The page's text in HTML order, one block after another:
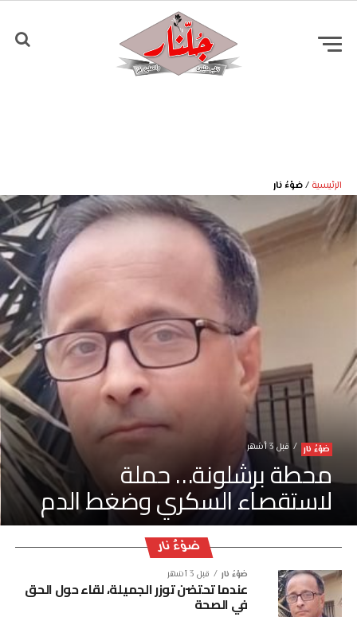
الرئيسية /ضوْءُ نار
ضوْءُ نار قبل 3 أشهر
محطة برشلونة… حملة
لاستقصاء السكري وضغط الدم
ضوْءُ نار
ضوْءُ نار قبل 3 أشهر
عندما تحتضن توزر الجميلة، لقاء حول الحق
في الصحة